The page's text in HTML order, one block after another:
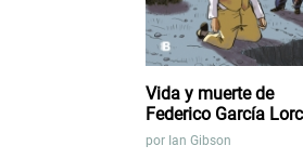
Vida y muerte de
Federico García
por Ian Gibson